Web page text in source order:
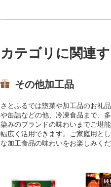
カテゴリに関連
その他加工品
さとふるでは惣菜や加工品のお礼
や缶詰などの他、冷凍食品まで、
染みのブランドの味わいまでご堪
幅広く活用できます。ご家庭用と
な加工食品の味わいをお楽しみくだ